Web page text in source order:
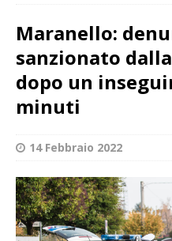
Maranello:
sanzionato
dopo un
minuti
14 Febbraio 2022